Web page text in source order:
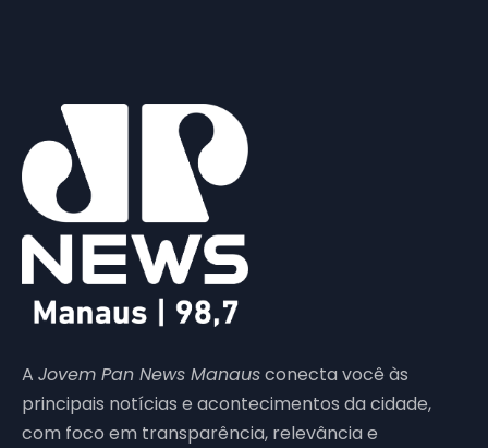
A Jovem Pan News Manausconecta você às
principais notícias e acontecimentos da cidade,
com foco em transparência, relevância e